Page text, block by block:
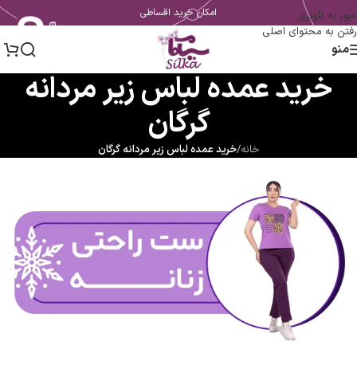
عبور به ناوبری
رفتن به محتوای اصلی
امکان خرید اقساطی
منو
خرید عمده لباس زیر مردانه
گرگان
خانه/خرید عمده لباس زیر مردانه گرگان